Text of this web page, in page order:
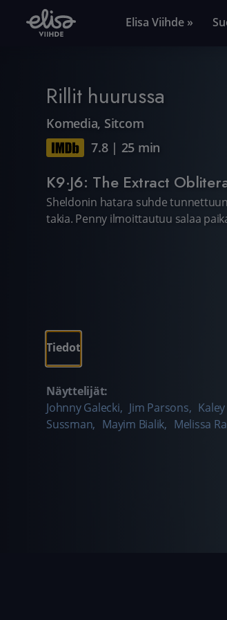
Elisa Viihde »
Rillit huurussa
Komedia, Sitcom
7.8| 25 min
K9·J6: The Extract
Sheldonin hatara suhde
takia. Penny ilmoittautuu salaa
Tiedot
Näyttelijät:
Johnny Galecki, Jim Parsons,
Sussman, Mayim Bialik, Melissa